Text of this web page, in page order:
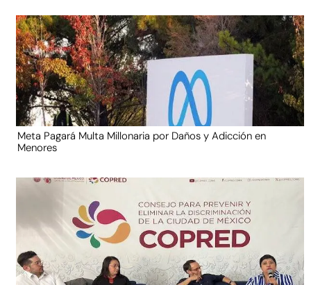
Meta Pagará Multa Millonaria por Daños y Adicción en
Menores